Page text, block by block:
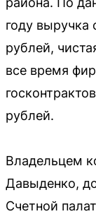
году выручка
рублей,
все время
рублей.
Владельцем
Давыденко,
Счетной